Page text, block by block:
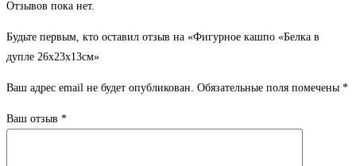
Отзывов пока нет.
Будьте первым, кто оставил отзыв на «Фигурное кашпо «Белка в
дупле 26х23х13см»
Ваш адрес email не будет опубликован. Обязательные поля помечены *
Ваш отзыв *